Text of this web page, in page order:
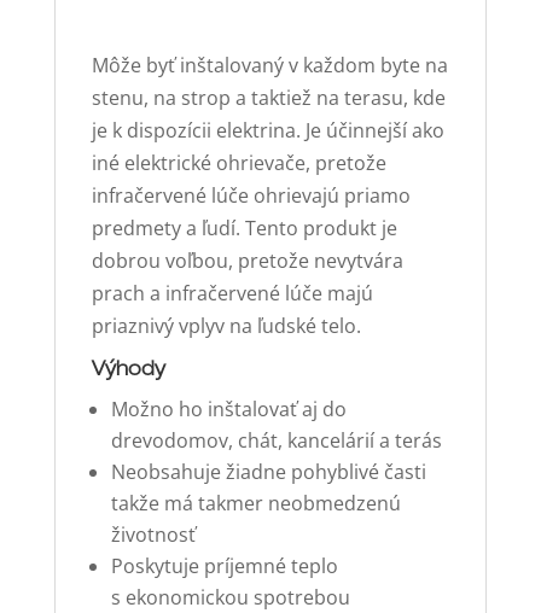
Môže byť inštalovaný v každom byte na
stenu, na strop a taktiež na terasu, kde
je k dispozícii elektrina. Je účinnejší ako
iné elektrické ohrievače, pretože
infračervené lúče ohrievajú priamo
predmety a ľudí. Tento produkt je
dobrou voľbou, pretože nevytvára
prach a infračervené lúče majú
priaznivý vplyv na ľudské telo.
Výhody
Možno ho inštalovať aj do
drevodomov, chát, kancelárií a terás
Neobsahuje žiadne pohyblivé časti
takže má takmer neobmedzenú
životnosť
Poskytuje príjemné teplo
s ekonomickou spotrebou